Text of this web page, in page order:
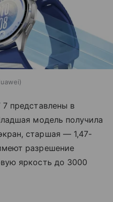
представлены в
модель получила
старшая — 1,47-
разрешение
яркость до 3000